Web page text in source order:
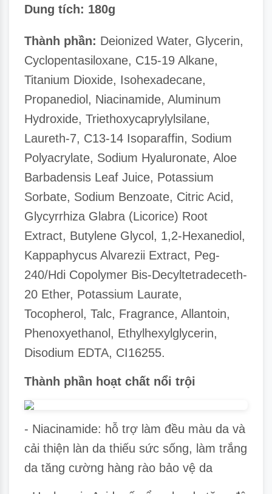
Dung tích: 180g
Thành phần: Deionized Water, Glycerin,
Cyclopentasiloxane, C15-19 Alkane,
Titanium Dioxide, Isohexadecane,
Propanediol, Niacinamide, Aluminum
Hydroxide, Triethoxycaprylylsilane,
Laureth-7, C13-14 Isoparaffin, Sodium
Polyacrylate, Sodium Hyaluronate, Aloe
Barbadensis Leaf Juice, Potassium
Sorbate, Sodium Benzoate, Citric Acid,
Glycyrrhiza Glabra (Licorice) Root
Extract, Butylene Glycol, 1,2-Hexanediol,
Kappaphycus Alvarezii Extract, Peg-
240/Hdi Copolymer Bis-Decyltetradeceth-
20 Ether, Potassium Laurate,
Tocopherol, Talc, Fragrance, Allantoin,
Phenoxyethanol, Ethylhexylglycerin,
Disodium EDTA, CI16255.
Thành phần hoạt chất nổi trội
- Niacinamide: hỗ trợ làm đều màu da và
cải thiện làn da thiếu sức sống, làm trắng
da tăng cường hàng rào bảo vệ da